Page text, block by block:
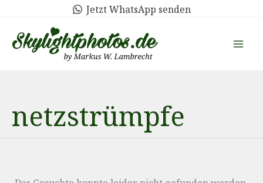
springen
Jetzt WhatsApp senden
netzstrümpfe